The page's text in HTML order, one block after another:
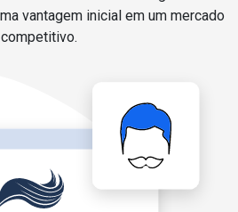
vantagem inicial em um mercado
competitivo.